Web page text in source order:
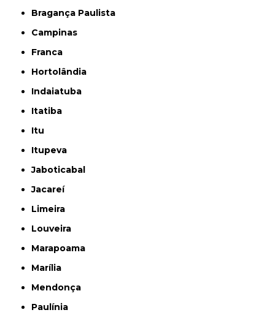
Bragança Paulista
Campinas
Franca
Hortolândia
Indaiatuba
Itatiba
Itu
Itupeva
Jaboticabal
Jacareí
Limeira
Louveira
Marapoama
Marília
Mendonça
Paulínia